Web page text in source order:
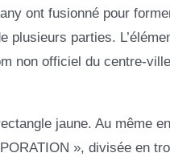
ont fusionné pour
parties.
non officiel du centre-
jaune. Au même
», divisée en